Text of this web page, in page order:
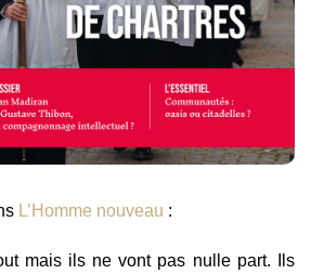
L’Homme nouveau :
mais ils ne vont pas nulle part. Ils